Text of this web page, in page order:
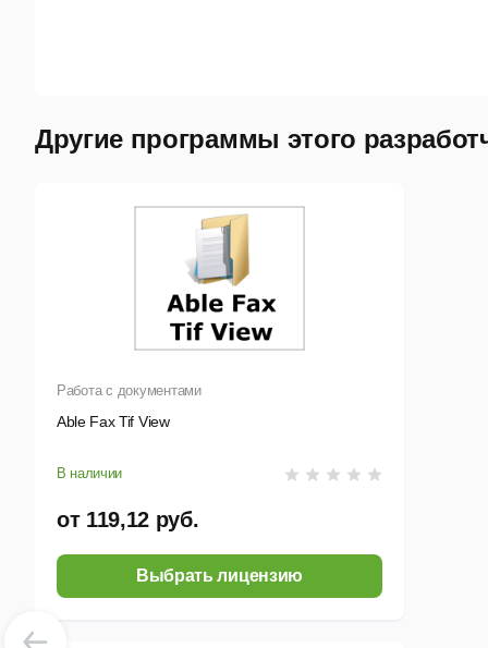
Другие программы этого
Работа с документами
Able Fax Tif View
В наличии
от 119,12 руб.
Выбрать лицензию